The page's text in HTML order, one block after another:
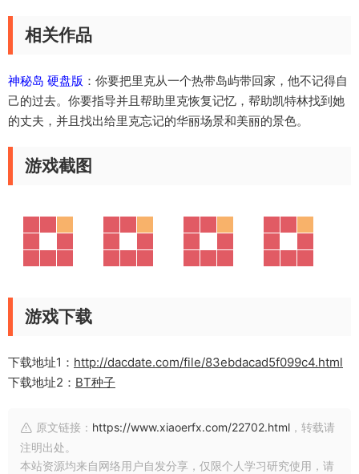
相关作品
神秘岛 硬盘版 ：你要把里克从一个热带岛屿带回家，他不记得自
己的过去。你要指导并且帮助里克恢复记忆，帮助凯特林找到她
的丈夫，并且找出给里克忘记的华丽场景和美丽的景色。
游戏截图
游戏下载
下载地址1： http://dacdate.com/file/83ebdacad5f099c4.html
下载地址2： BT种子
原文链接： https://www.xiaoerfx.com/22702.html ，转载请
注明出处。
本站资源均来自网络用户自发分享，仅限个人学习研究使用，请